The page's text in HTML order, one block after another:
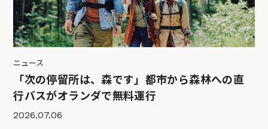
ニュース
「次の停留所は、森です」都市から森林への直
行バスがオランダで無料運行
2026.07.06